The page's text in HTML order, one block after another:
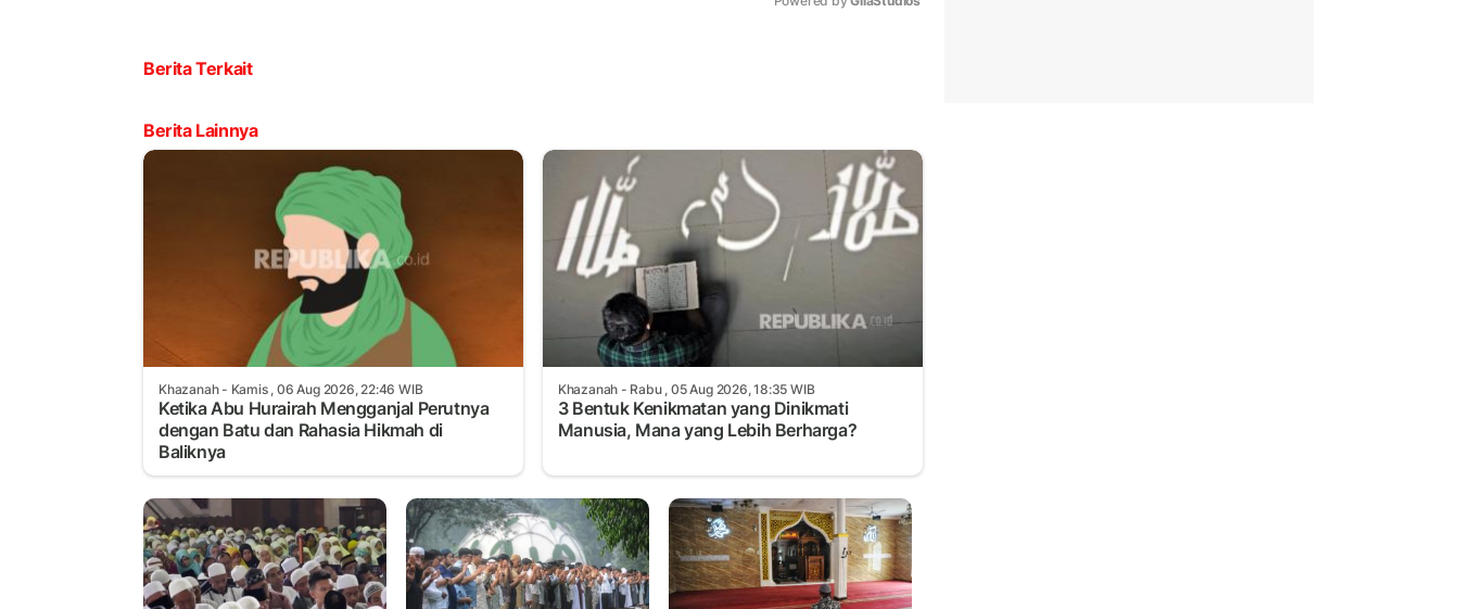
Berita Terkait
Berita Lainnya
Khazanah- Kamis , 06 Aug 2026, 22:46 WIB
Ketika Abu Hurairah Mengganjal Perutnya
dengan Batu dan Rahasia Hikmah di
Baliknya
Khazanah - Rabu , 05 Aug 2026, 18:35 WIB
3 Bentuk Kenikmatan yang Dinikmati
Manusia, Mana yang Lebih Berharga?